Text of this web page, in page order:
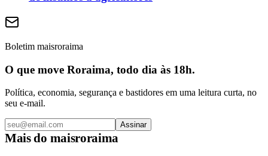
Boletim maisroraima
O que move Roraima, todo dia às 18h.
Política, economia, segurança e bastidores em uma leitura curta, no
seu e-mail.
Assinar
Mais do maisroraima